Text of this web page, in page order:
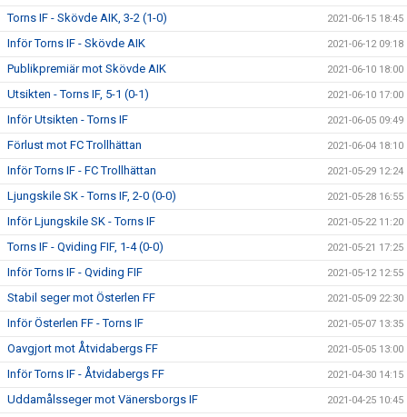
Torns IF - Skövde AIK, 3-2 (1-0) 2021-06-15 18:45
Inför Torns IF - Skövde AIK 2021-06-12 09:18
Publikpremiär mot Skövde AIK 2021-06-10 18:00
Utsikten - Torns IF, 5-1 (0-1) 2021-06-10 17:00
Inför Utsikten - Torns IF 2021-06-05 09:49
Förlust mot FC Trollhättan 2021-06-04 18:10
Inför Torns IF - FC Trollhättan 2021-05-29 12:24
Ljungskile SK - Torns IF, 2-0 (0-0) 2021-05-28 16:55
Inför Ljungskile SK - Torns IF 2021-05-22 11:20
Torns IF - Qviding FIF, 1-4 (0-0) 2021-05-21 17:25
Inför Torns IF - Qviding FIF 2021-05-12 12:55
Stabil seger mot Österlen FF 2021-05-09 22:30
Inför Österlen FF - Torns IF 2021-05-07 13:35
Oavgjort mot Åtvidabergs FF 2021-05-05 13:00
Inför Torns IF - Åtvidabergs FF 2021-04-30 14:15
Uddamålsseger mot Vänersborgs IF 2021-04-25 10:45